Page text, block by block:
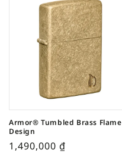
Armor® Tumbled Brass Flame
Design
1,490,000 ₫